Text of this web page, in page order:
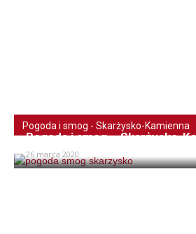
Pogoda i smog - Skarżysko-Kamienna
Pogoda i smog – Skarżysko-
26 marca 2020